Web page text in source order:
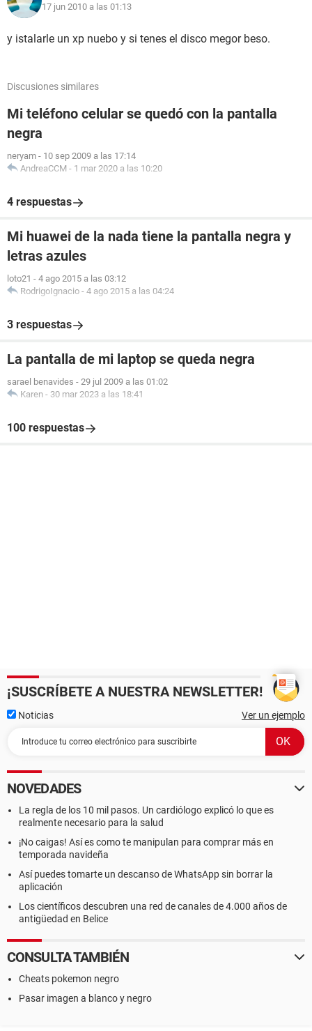
17 jun 2010 a las 01:13
y istalarle un xp nuebo y si tenes el disco megor beso.
Discusiones similares
Mi teléfono celular se quedó con la pantalla
negra
neryam - 10 sep 2009 a las 17:14
AndreaCCM - 1 mar 2020 a las 10:20
4 respuestas
Mi huawei de la nada tiene la pantalla negra y
letras azules
loto21 - 4 ago 2015 a las 03:12
RodrigoIgnacio - 4 ago 2015 a las 04:24
3 respuestas
La pantalla de mi laptop se queda negra
sarael benavides - 29 jul 2009 a las 01:02
Karen - 30 mar 2023 a las 18:41
100 respuestas
¡SUSCRÍBETE A NUESTRA NEWSLETTER!
Noticias Ver un ejemplo
NOVEDADES
La regla de los 10 mil pasos. Un cardiólogo explicó lo que es
realmente necesario para la salud
¡No caigas! Así es como te manipulan para comprar más en
temporada navideña
Así puedes tomarte un descanso de WhatsApp sin borrar la
aplicación
Los científicos descubren una red de canales de 4.000 años de
antigüedad en Belice
CONSULTA TAMBIÉN
Cheats pokemon negro
Pasar imagen a blanco y negro